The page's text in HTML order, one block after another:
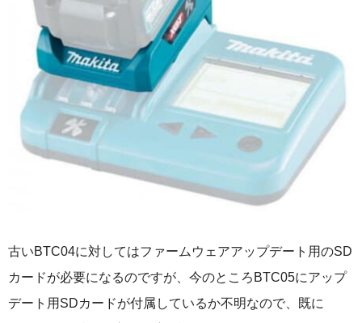
古いBTC04に対してはファームウェアアップデート用のSD
カードが必要になるのですが、今のところBTC05にアップ
デート用SDカードが付属しているか不明なので、既に